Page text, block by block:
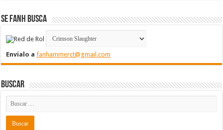
Se FanH Busca
Envíalo afanhammerct@gmail.com
Buscar